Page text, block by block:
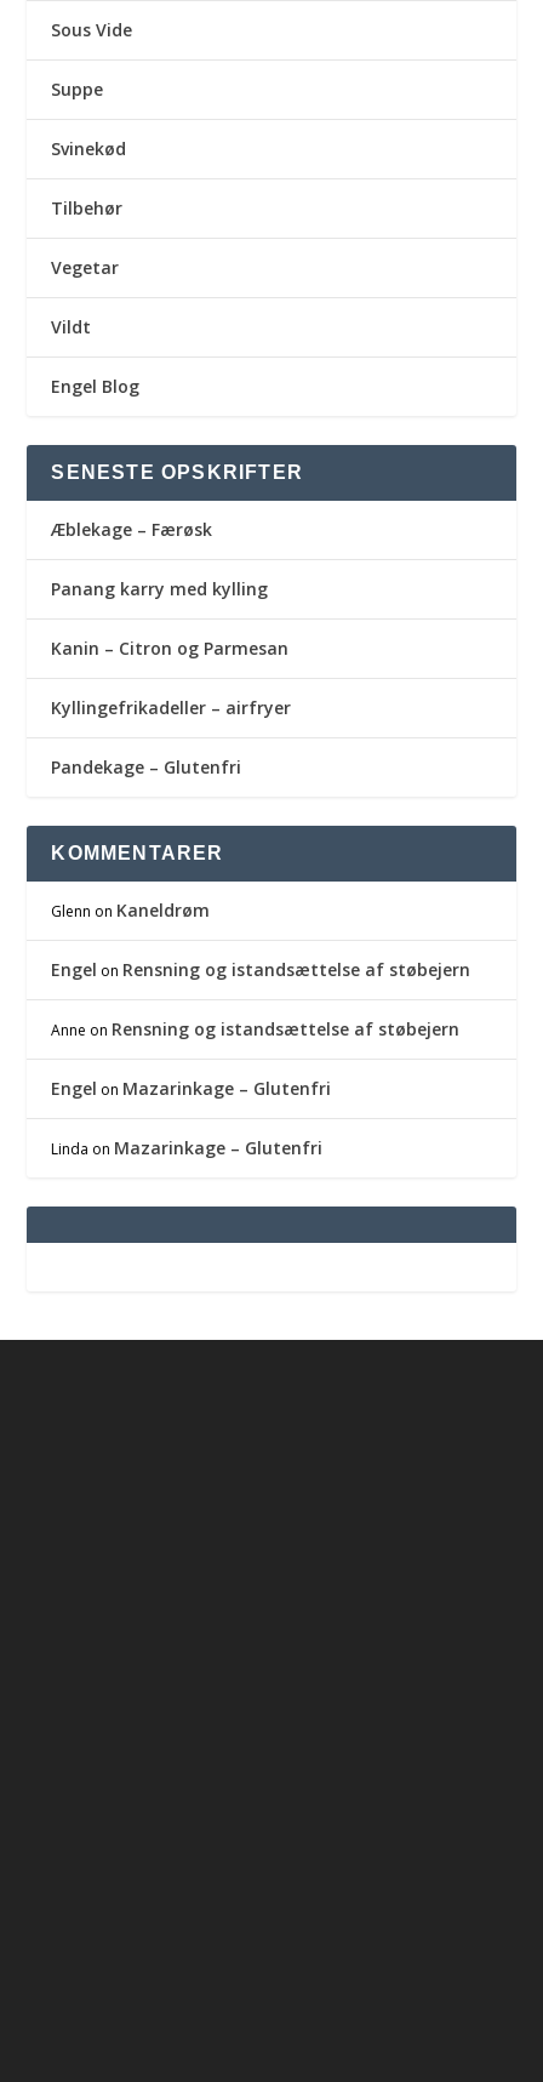
Sous Vide
Suppe
Svinekød
Tilbehør
Vegetar
Vildt
Engel Blog
SENESTE OPSKRIFTER
Æblekage – Færøsk
Panang karry med kylling
Kanin – Citron og Parmesan
Kyllingefrikadeller – airfryer
Pandekage – Glutenfri
KOMMENTARER
Glenn on Kaneldrøm
Engel on Rensning og istandsættelse af støbejern
Anne on Rensning og istandsættelse af støbejern
Engel on Mazarinkage – Glutenfri
Linda on Mazarinkage – Glutenfri